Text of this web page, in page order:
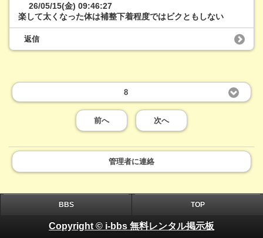
26/05/15(金) 09:46:27
楽して太くなった体は補整下着程度ではビクともしない
返信
8
前へ 次へ
管理者に連絡
BBS TOP
Copyright © i-bbs 無料レンタル掲示板